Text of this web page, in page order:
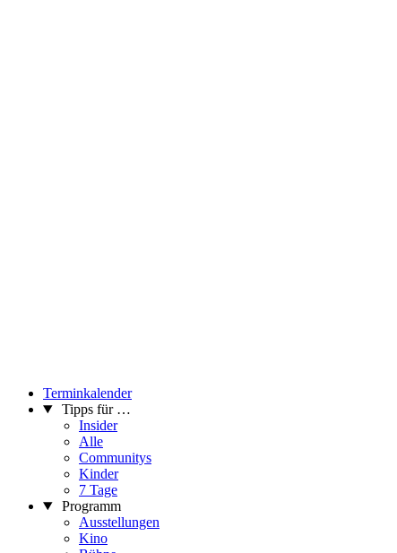
Terminkalender
Tipps für …
Insider
Alle
Communitys
Kinder
7 Tage
Programm
Ausstellungen
Kino